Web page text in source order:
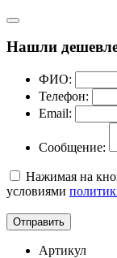
Нашли
ФИО:
Телефон:
Email:
Сообщение:
Нажимая на
условиями
Отправить
Артикул